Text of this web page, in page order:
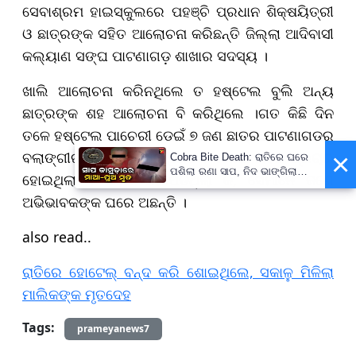
ସେବାଶ୍ରମ ହାଇସ୍କୁଲରେ ପହଞ୍ଚି ପ୍ରଧାନ ଶିକ୍ଷୟିତ୍ରୀ
ଓ ଛାତ୍ରଙ୍କ ସହିତ ଆଲୋଚନା କରିଛନ୍ତି ଜିଲ୍ଲା ଆଦିବାସୀ
କଲ୍ୟାଣ ସଙ୍ଘ ପାଟଣାଗଡ଼ ଶାଖାର ସଦସ୍ୟ ।
ଖାଲି ଆଲୋଚନା କରିନଥିଲେ ତ ହଷ୍ଟେଲ ବୁଲି ଅନ୍ୟ
ଛାତ୍ରଙ୍କ ଶହ ଆଲୋଚନା ବି କରିଥିଲେ ।ଗତ କିଛି ଦିନ
ତଳେ ହଷ୍ଟେଲ ପାଚେରୀ ଡେଇଁ ୭ ଜଣ ଛାତ୍ର ପାଟଣାଗଡରୁ
ବଲାଙ୍ଗୀର ଫେରାର୍ ହୋଇଥିଲେ । ଏନେଇ ଖବର ପ୍ରଚାର
ହୋଇଥିଲା । ପରେ ଜଣାପଡିଥିଲା କି, ସେମାନେ ଜଣେ
ଅଭିଭାବକଙ୍କ ଘରେ ଅଛନ୍ତି ।
also read..
ରାତିରେ ହୋଟେଲ୍‌ ବନ୍ଦ କରି ଶୋଇଥିଲେ, ସକାଳୁ ମିଳିଲା
ମାଲିକଙ୍କ ମୃତଦେହ
Tags: prameyanews7
×
Cobra Bite Death: ରାତିରେ ଘରେ
ପଶିଲା ରଣା ସାପ, ନିଦ ଭାଙ୍ଗିଲା
ବେଳକୁ ଆଉ ନଥିଲେ ମା’-ପୁଅ